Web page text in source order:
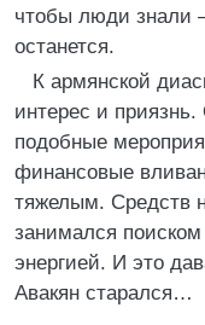
чтобы люди знали
останется.
К армянской
интерес и
подобные
финансовые
тяжелым. Средств
занимался
энергией. И это
Авакян старался…